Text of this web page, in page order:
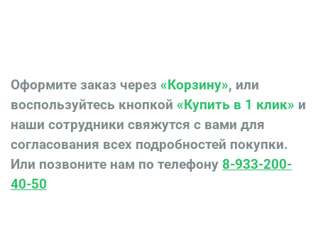
Оформите заказ через «Корзину», или
воспользуйтесь кнопкой «Купить в 1 клик» и
наши сотрудники свяжутся с вами для
согласования всех подробностей покупки.
Или позвоните нам по телефону 8-933-200-
40-50